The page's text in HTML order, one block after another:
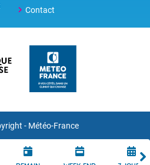
Contact
- Météo-France